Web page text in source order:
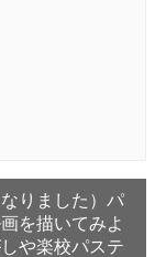
なりました）パ
を描いてみよ
や楽校パステ